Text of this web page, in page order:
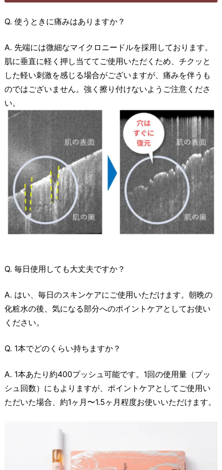
Q. 使うときに痛みはありますか？
A. 先端には微細なマイクロニードルを採用しております。
肌に垂直に軽く押し当ててご使用いただくため、チクッと
した軽い刺激を感じる場合がございますが、痛みを伴うも
のではございません。強く擦り付けないようご注意くださ
い。
Q. 毎日使用しても大丈夫ですか？
A. はい、毎日のスキンケアにご使用いただけます。朝晩の
化粧水の後、気になる部分へのポイントケアとしてお使い
ください。
Q. 1本でどのくらい持ちますか？
A. 1本あたり約400プッシュ可能です。1回の使用量（プッ
シュ回数）にもよりますが、ポイントケアとしてご使用い
ただいた場合、約1ヶ月〜1.5ヶ月程度お使いいただけます。